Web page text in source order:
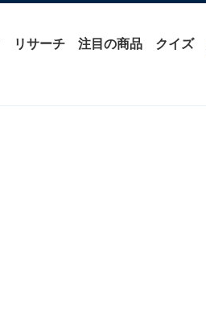
リサーチ 注目の商品 クイズ